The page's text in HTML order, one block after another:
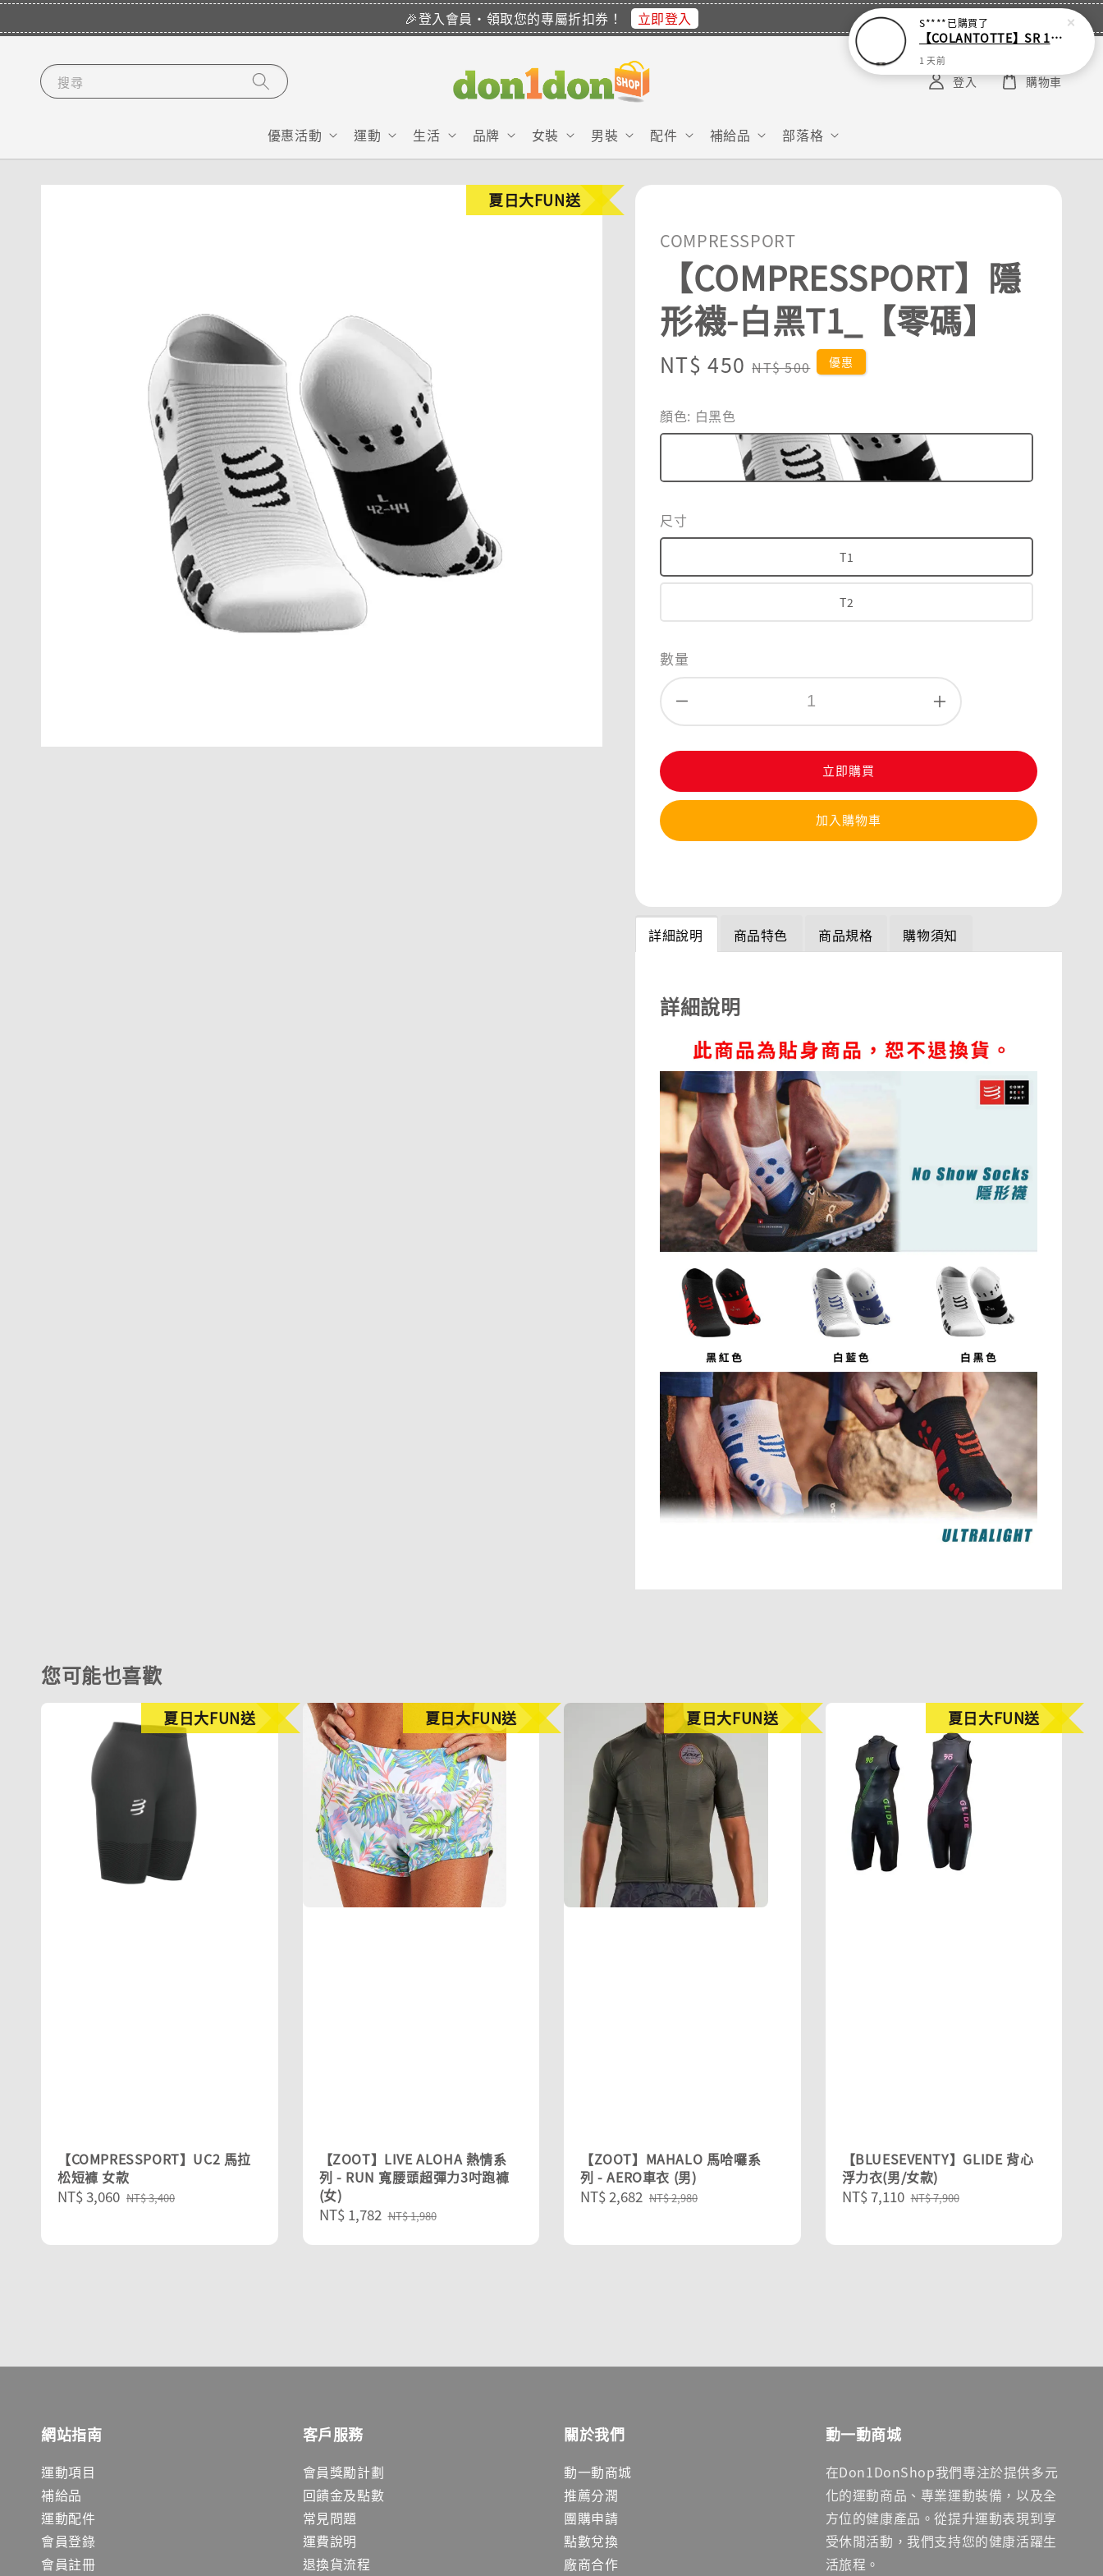
🎉登入會員・領取您的專屬折扣券！ 立即登入
搜尋
優惠活動 運動 生活 品牌 女裝 男裝 配件 補給品 部落格
登入 購物車
夏日大FUN送
COMPRESSPORT
【COMPRESSPORT】隱
形襪-白黑T1_【零碼】
Sale
NT$ 450 Regular
NT$ 500 優惠
顏色: 白黑色
尺寸
T1
T2
數量
立即購買
加入購物車
詳細說明 商品特色 商品規格 購物須知
詳細說明
您可能也喜歡
夏日大FUN送
【COMPRESSPORT】UC2 馬拉
松短褲 女款
Sale
NT$ 3,060 Regular
NT$ 3,400
夏日大FUN送
【ZOOT】LIVE ALOHA 熱情系
列 - RUN 寬腰頭超彈力3吋跑褲
(女)
Sale
NT$ 1,782 Regular
NT$ 1,980
夏日大FUN送
【ZOOT】MAHALO 馬哈囉系
列 - AERO車衣 (男)
Sale
NT$ 2,682 Regular
NT$ 2,980
夏日大FUN送
【BLUESEVENTY】GLIDE 背心
浮力衣(男/女款)
Sale
NT$ 7,110 Regular
NT$ 7,900
網站指南
運動項目
補給品
運動配件
會員登錄
會員註冊
客戶服務
會員獎勵計劃
回饋金及點數
常見問題
運費說明
退換貨流程
關於我們
動一動商城
推薦分潤
團購申請
點數兌換
廠商合作
動一動商城
在Don1DonShop我們專注於提供多元
化的運動商品、專業運動裝備，以及全
方位的健康產品。從提升運動表現到享
受休閒活動，我們支持您的健康活躍生
活旅程。
S****已購買了
【COLANTOTTE】SR 140 NEXT 運動機能磁石項圈
1 天前